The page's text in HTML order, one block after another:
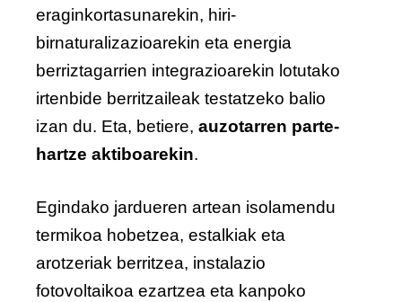
eraginkortasunarekin, hiri-
birnaturalizazioarekin eta energia
berriztagarrien integrazioarekin lotutako
irtenbide berritzaileak testatzeko balio
izan du. Eta, betiere, auzotarren parte-
hartze aktiboarekin.
Egindako jardueren artean isolamendu
termikoa hobetzea, estalkiak eta
arotzeriak berritzea, instalazio
fotovoltaikoa ezartzea eta kanpoko